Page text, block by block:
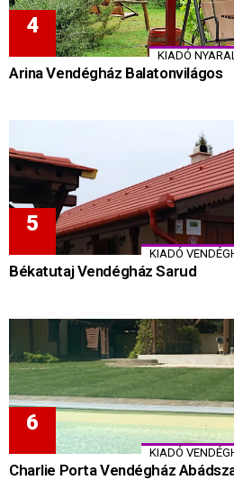
KIADÓ
Arina Vendégház Balatonvilágos
KIADÓ
Békatutaj Vendégház Sarud
KIADÓ
Charlie Porta Vendégház